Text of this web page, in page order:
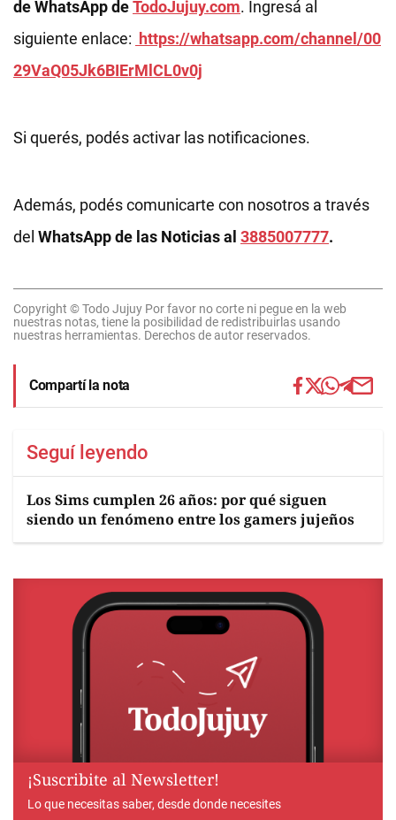
de WhatsApp deTodoJujuy.com. Ingresá al
siguiente enlace: https://whatsapp.com/channel/00
29VaQ05Jk6BIErMlCL0v0j
Si querés, podés activar las notificaciones.
Además, podés comunicarte con nosotros a través
del WhatsApp de las Noticias al 3885007777.
Copyright © Todo Jujuy Por favor no corte ni pegue en la web
nuestras notas, tiene la posibilidad de redistribuirlas usando
nuestras herramientas. Derechos de autor reservados.
Compartí la nota
Seguí leyendo
Los Sims cumplen 26 años: por qué siguen
siendo un fenómeno entre los gamers jujeños
¡Suscribite al Newsletter!
Lo que necesitas saber, desde donde necesites